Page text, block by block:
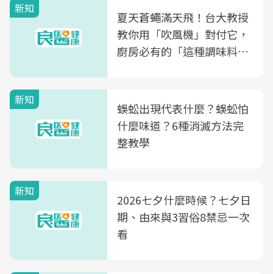
新知
夏天蒼蠅滿天飛！台大教授
教你用「吹風機」對付它，
廚房必有的「這種調味料」
新知
蜈蚣出現代表什麼？蜈蚣怕
什麼味道？6種消滅方法完
整教學
新知
2026七夕什麼時候？七夕日
期、由來與3習俗8禁忌一次
看